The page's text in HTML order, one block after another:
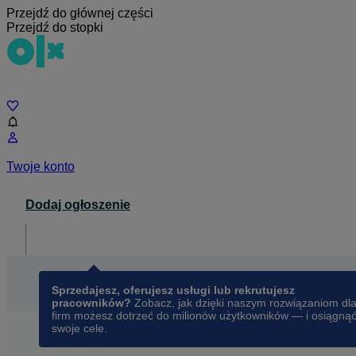
Przejdź do głównej części
Przejdź do stopki
Twoje konto
Dodaj ogłoszenie
Sprzedajesz, oferujesz usługi lub rekrutujesz
pracowników? Zobacz, jak dzięki naszym rozwiązaniom dla
firm możesz dotrzeć do milionów użytkowników — i osiągnąć
swoje cele.